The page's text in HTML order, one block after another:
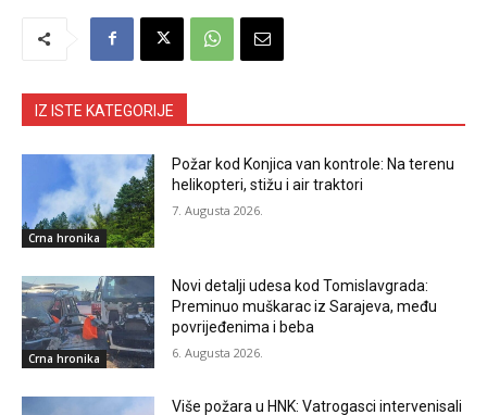
IZ ISTE KATEGORIJE
Crna hronika
Požar kod Konjica van kontrole: Na terenu
helikopteri, stižu i air traktori
7. Augusta 2026.
Crna hronika
Novi detalji udesa kod Tomislavgrada:
Preminuo muškarac iz Sarajeva, među
povrijeđenima i beba
6. Augusta 2026.
Više požara u HNK: Vatrogasci intervenisali